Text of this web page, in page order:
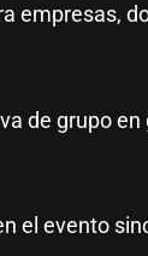
empresas,
de grupo
el evento